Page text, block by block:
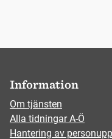
Information
Om tjänsten
Alla tidningar A-Ö
Hantering av